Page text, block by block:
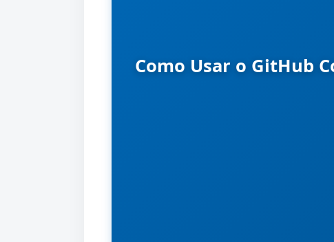
Como Usar o GitHub